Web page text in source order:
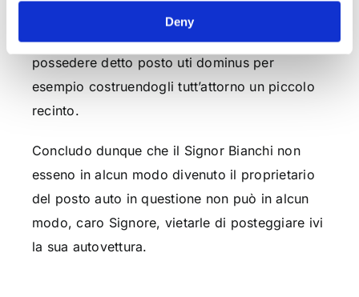
Deny
propria auto nel medesimo posto auto senza
però aver mai manifestato la chiara volontà di
possedere detto posto uti dominus per
esempio costruendogli tutt’attorno un piccolo
recinto.
Concludo dunque che il Signor Bianchi non
esseno in alcun modo divenuto il proprietario
del posto auto in questione non può in alcun
modo, caro Signore, vietarle di posteggiare ivi
la sua autovettura.